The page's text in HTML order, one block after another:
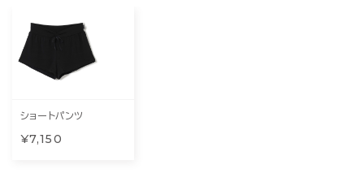
ショートパンツ
¥7,150